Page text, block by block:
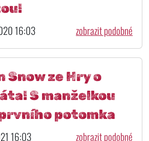
16:03 zobrazit podobné
Snow ze Hry o
S manželkou
potomka
16:03 zobrazit podobné